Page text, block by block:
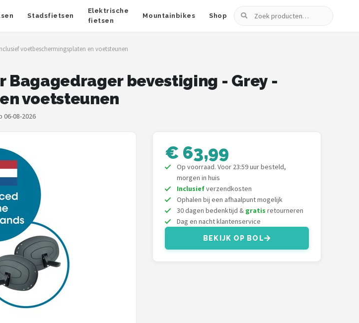
Stadsfietsen
Elektrische
fietsen
Mountainbikes Shop
Zoeken
voetbeschermingsplaten en voetsteunen
Bagagedrager bevestiging - Grey -
voetsteunen
08-2026
€ 63,99
Op voorraad. Voor 23:59 uur besteld,
morgen in huis
Inclusiefverzendkosten
Ophalen bij een afhaalpunt mogelijk
30 dagen bedenktijd & gratis retourneren
Dag en nacht klantenservice
BEKIJK OP BOL